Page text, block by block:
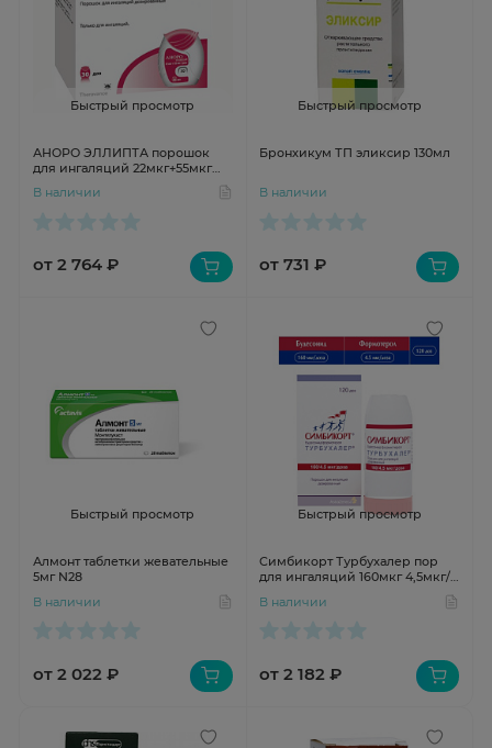
Быстрый просмотр
АНОРО ЭЛЛИПТА порошок
для ингаляций 22мкг+55мкг
В наличии
от 2 764 ₽
Быстрый просмотр
Бронхикум ТП эликсир 130мл
В наличии
от 731 ₽
Быстрый просмотр
Алмонт таблетки жевательные
5мг N28
В наличии
от 2 022 ₽
Быстрый просмотр
Симбикорт Турбухалер пор
для ингаляций 160мкг 4,5мкг/
В наличии
от 2 182 ₽